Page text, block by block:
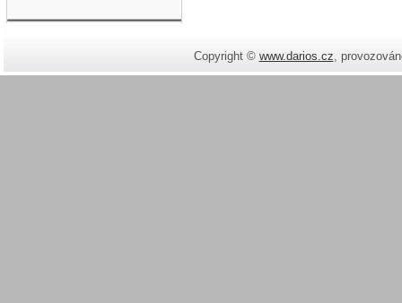
Copyright © www.darios.cz,